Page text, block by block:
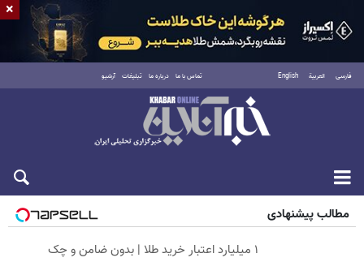
فارسی العربية English تماس با ما درباره ما تبلیغات آرشیو
جمعه ۱۶ مرداد ۱۴۰۵
مطالب پیشنهادی
۱ میلیارد اعتبار خرید طلا | بدون ضامن و چک
×